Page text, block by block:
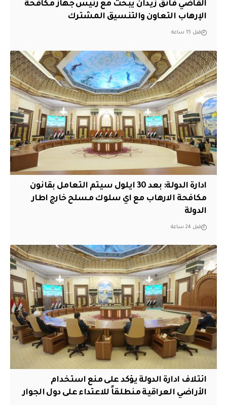
القاضي فائق زيدان يبحث مع رئيس جهاز مكافحة
الإرهاب التعاون والتنسيق المشترك
قبل 15 ساعة
ادارة الدولة: بعد 30 ايلول سيتم التعامل بقانون
مكافحة الارهاب مع اي سلوك مسلح خارج اطار
الدولة
قبل 24 ساعة
ائتلاف ادارة الدولة يؤكد على منع استخدام
الأراضي العراقية منطلقاً للاعتداء على دول الجوار